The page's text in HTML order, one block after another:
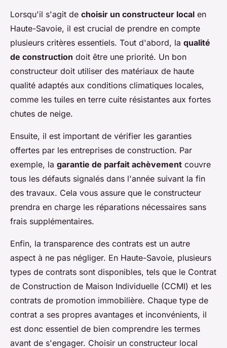
Lorsqu'il s'agit de choisir un constructeur local en
Haute-Savoie, il est crucial de prendre en compte
plusieurs critères essentiels. Tout d'abord, la qualité
de construction doit être une priorité. Un bon
constructeur doit utiliser des matériaux de haute
qualité adaptés aux conditions climatiques locales,
comme les tuiles en terre cuite résistantes aux fortes
chutes de neige.
Ensuite, il est important de vérifier les garanties
offertes par les entreprises de construction. Par
exemple, la garantie de parfait achèvement couvre
tous les défauts signalés dans l'année suivant la fin
des travaux. Cela vous assure que le constructeur
prendra en charge les réparations nécessaires sans
frais supplémentaires.
Enfin, la transparence des contrats est un autre
aspect à ne pas négliger. En Haute-Savoie, plusieurs
types de contrats sont disponibles, tels que le Contrat
de Construction de Maison Individuelle (CCMI) et les
contrats de promotion immobilière. Chaque type de
contrat a ses propres avantages et inconvénients, il
est donc essentiel de bien comprendre les termes
avant de s'engager. Choisir un constructeur local